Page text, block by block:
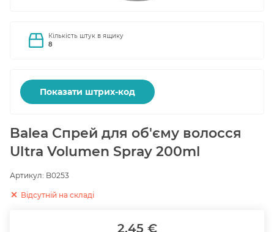
Кількість штук в ящику
8
Показати штрих-код
Balea Спрей для об'єму волосся
Ultra Volumen Spray 200ml
Артикул: B0253
Відсутній на складі
2.45 €